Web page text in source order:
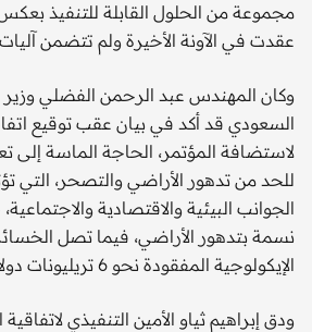
مجموعة من الحلول القابلة للتنفيذ
عقدت في الآونة الأخيرة ولم تتضمن
وكان المهندس عبد الرحمن الفضلي وزير
السعودي قد أكد في بيان عقب توقيع
لاستضافة المؤتمر، الحاجة الماسة إلى
للحد من تدهور الأراضي والتصحر، التي
نسمة بتدهور الأراضي، فيما تصل
الإيكولوجية المفقودة نحو 6 تريليونات دولار.
ودق إبراهيم ثياو الأمين التنفيذي